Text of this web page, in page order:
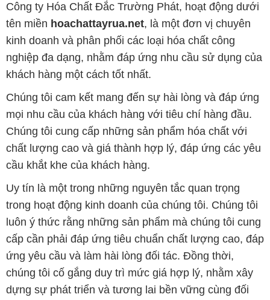
Công ty Hóa Chất Đắc Trường Phát, hoạt động dưới
tên miền hoachattayrua.net, là một đơn vị chuyên
kinh doanh và phân phối các loại hóa chất công
nghiệp đa dạng, nhằm đáp ứng nhu cầu sử dụng của
khách hàng một cách tốt nhất.
Chúng tôi cam kết mang đến sự hài lòng và đáp ứng
mọi nhu cầu của khách hàng với tiêu chí hàng đầu.
Chúng tôi cung cấp những sản phẩm hóa chất với
chất lượng cao và giá thành hợp lý, đáp ứng các yêu
cầu khắt khe của khách hàng.
Uy tín là một trong những nguyên tắc quan trọng
trong hoạt động kinh doanh của chúng tôi. Chúng tôi
luôn ý thức rằng những sản phẩm mà chúng tôi cung
cấp cần phải đáp ứng tiêu chuẩn chất lượng cao, đáp
ứng yêu cầu và làm hài lòng đối tác. Đồng thời,
chúng tôi cố gắng duy trì mức giá hợp lý, nhằm xây
dựng sự phát triển và tương lai bền vững cùng đối